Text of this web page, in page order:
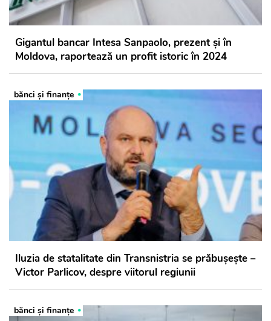
Gigantul bancar Intesa Sanpaolo, prezent și în
Moldova, raportează un profit istoric în 2024
bănci şi finanţe
Iluzia de statalitate din Transnistria se prăbușește –
Victor Parlicov, despre viitorul regiunii
bănci şi finanţe